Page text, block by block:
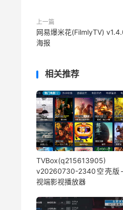
上一篇
网易爆米花(FilmlyTV)
海报
相关推荐
TVBox(q215613905)
v20260730-2340空壳版
视端影视播放器